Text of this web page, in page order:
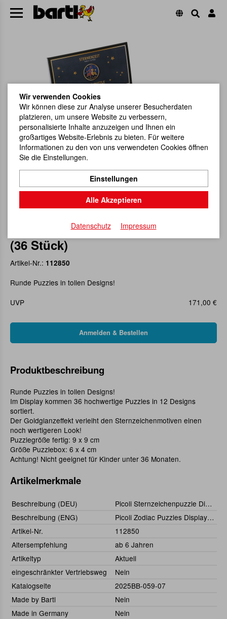
Picoli Sternzeichenpuzzle Display
(36 Stück)
Artikel-Nr.: 112850
Runde Puzzles in tollen Designs!
UVP
171,00 €
Produktbeschreibung
Runde Puzzles in tollen Designs!
Im Display kommen 36 hochwertige Puzzles in 12 Designs
sortiert.
Der Goldglanzeffekt verleiht den Sternzeichenmotiven einen
noch wertigeren Look!
Puzzlegröße fertig: 9 x 9 cm
Größe Puzzlebox: 6 x 4 cm
Achtung! Nicht geeignet für Kinder unter 36 Monaten.
Artikelmerkmale
Beschreibung (DEU)
Picoli Sternzeichenpuzzle Display (36 Stück)
Beschreibung (ENG)
Picoli Zodiac Puzzles Display (36 pcs)
Artikel-Nr.
112850
Altersempfehlung
ab 6 Jahren
Artikeltyp
Aktuell
eingeschränkter Vertriebsweg
Nein
Katalogseite
2025BB-059-07
Made by Bartl
Nein
Made in Germany
Nein
Wir verwenden Cookies
Wir können diese zur Analyse unserer Besucherdaten
platzieren, um unsere Website zu verbessern,
personalisierte Inhalte anzuzeigen und Ihnen ein
großartiges Website-Erlebnis zu bieten. Für weitere
Informationen zu den von uns verwendeten Cookies öffnen
Sie die Einstellungen.
Einstellungen
Alle Akzeptieren
Datenschutz Impressum